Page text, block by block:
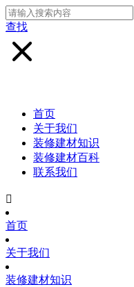
查找
首页
关于我们
装修建材知识
装修建材百科
联系我们

首页
关于我们
装修建材知识